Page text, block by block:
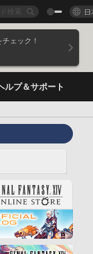
ェック！
ルプ＆サポート